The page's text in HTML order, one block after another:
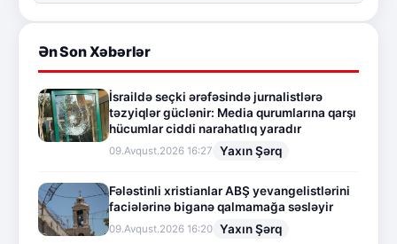
Ən Son Xəbərlər
İsraildə seçki ərəfəsində jurnalistlərə
təzyiqlər güclənir: Media qurumlarına qarşı
hücumlar ciddi narahatlıq yaradır
09.Avqust.2026 16:27 Yaxın Şərq
Fələstinli xristianlar ABŞ yevangelistlərini
faciələrinə biganə qalmamağa səsləyir
09.Avqust.2026 16:20 Yaxın Şərq